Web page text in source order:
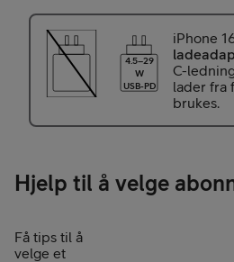
4.5–29
W
USB-PD
iPhone
C-
lader fra
brukes.
Hjelp til å velge
Få tips til å
velge et